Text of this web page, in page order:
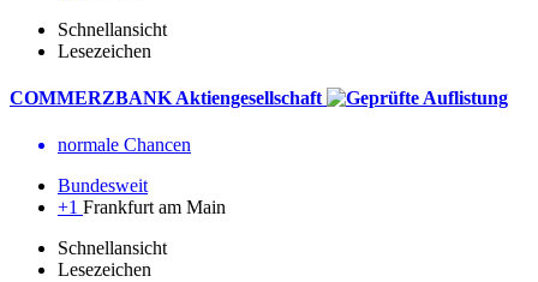
Schnellansicht
Lesezeichen
COMMERZBANK Aktiengesellschaft
normale Chancen
Bundesweit
+1 Frankfurt am Main
Schnellansicht
Lesezeichen